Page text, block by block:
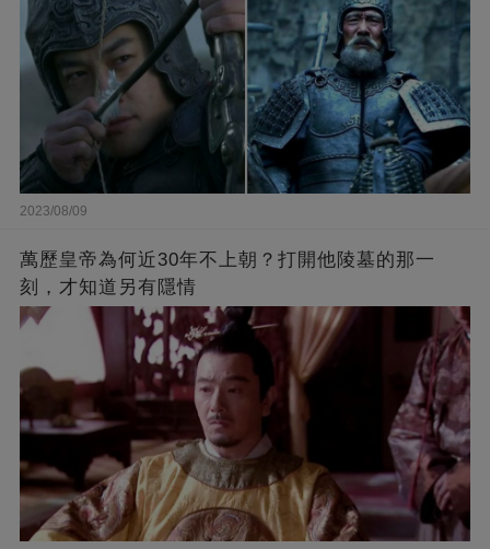
2023/08/09
萬歷皇帝為何近30年不上朝？打開他陵墓的那一
刻，才知道另有隱情